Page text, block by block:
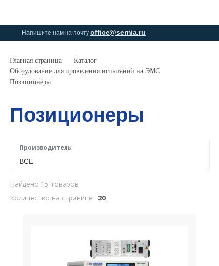
Напишите нам на почту office@sernia.ru
Главная страница
Каталог
Оборудование для проведения испытаний на ЭМС
Позиционеры
Позиционеры
Производитель
ВСЕ
Найдено 15 товаров
Количество на странице: 20